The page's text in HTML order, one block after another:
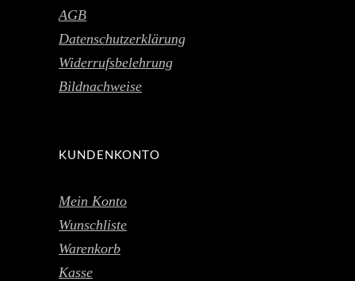
AGB
Datenschutzerklärung
Widerrufsbelehrung
Bildnachweise
KUNDENKONTO
Mein Konto
Wunschliste
Warenkorb
Kasse